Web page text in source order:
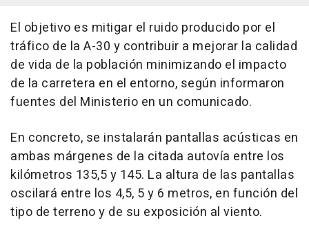
El objetivo es mitigar el ruido producido por el
tráfico de la A-30 y contribuir a mejorar la calidad
de vida de la población minimizando el impacto
de la carretera en el entorno, según informaron
fuentes del Ministerio en un comunicado.
En concreto, se instalarán pantallas acústicas en
ambas márgenes de la citada autovía entre los
kilómetros 135,5 y 145. La altura de las pantallas
oscilará entre los 4,5, 5 y 6 metros, en función del
tipo de terreno y de su exposición al viento.